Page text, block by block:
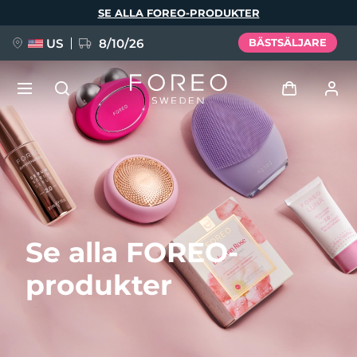
Se alla FOREO-
produkter
SE ALLA FOREO-PRODUKTER
US 8/10/26 BÄSTSÄLJARE
Logga in
Användarprofil
Mina enheter
Mina beställningar
Mina adresser
NYHET
FAQ™ Pure Beauty-Tech Elixir
BREAKING NEWS
Språk
English Deutsch
Español
Français
Italiano
Português
Svenska
Русский
Türkçe
繁體中文